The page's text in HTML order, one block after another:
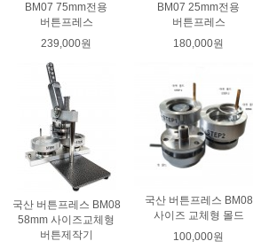
BM07 75mm전용
버튼프레스
239,000원
BM07 25mm전용
버튼프레스
180,000원
국산 버튼프레스 BM08
58mm 사이즈교체형
버튼제작기
국산 버튼프레스 BM08
사이즈 교체형 몰드
100,000원